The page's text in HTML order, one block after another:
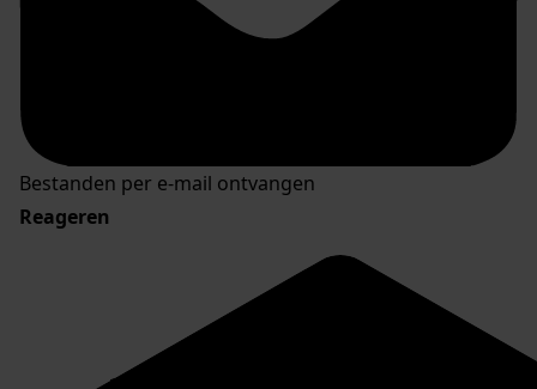
Bestanden per e-mail ontvangen
Reageren